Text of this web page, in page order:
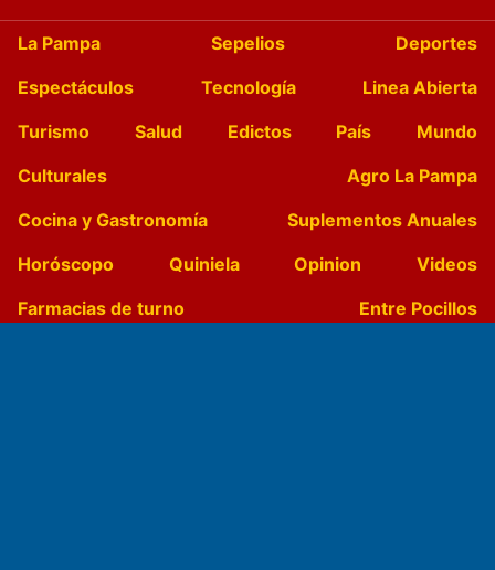
La Pampa Sepelios
Deportes
Espectáculos
Tecnología
Linea Abierta
Turismo
Salud Edictos País
Mundo
Culturales
Agro La Pampa
Cocina y Gastronomía
Suplementos Anuales
Horóscopo
Quiniela Opinion
Videos
Farmacias de turno
Entre Pocillos